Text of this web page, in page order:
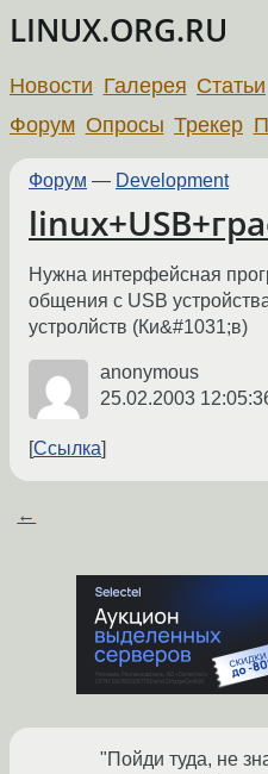
LINUX.ORG.RU
Новости Галерея Статьи
Форум Опросы Трекер
Форум — Development
Нужна интерфейсная
общения с USB
устролйств (Ки&#1031;в)
anonymous
25.02.2003
Ссылка
←
"Пойди туда, не